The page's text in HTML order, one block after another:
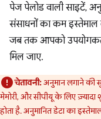
पेज पेलोड वाली साइटें,
संसाधनों का कम इस्तेमाल
जब तक आपको
मिल जाए.
चेतावनी:अनुमान लगाने की
मेमोरी, और सीपीयू के लिए
होता है. अनुमानित डेटा का